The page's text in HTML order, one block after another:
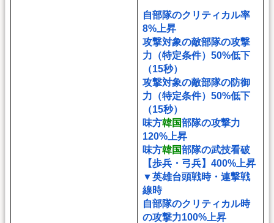
自部隊のクリティカル率
8%上昇
攻撃対象の敵部隊の攻撃
力（特定条件）50%低下
（15秒）
攻撃対象の敵部隊の防御
力（特定条件）50%低下
（15秒）
味方韓国部隊の攻撃力
120%上昇
味方韓国部隊の武技看破
【歩兵・弓兵】400%上昇
▼英雄台頭戦時・連撃戦
線時
自部隊のクリティカル時
の攻撃力100%上昇